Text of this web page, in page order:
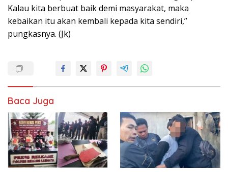
Kalau kita berbuat baik demi masyarakat, maka
kebaikan itu akan kembali kepada kita sendiri,”
pungkasnya. (Jk)
Baca Juga